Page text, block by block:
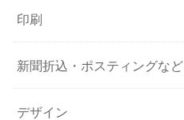
印刷
新聞折込・ポスティングなど
デザイン